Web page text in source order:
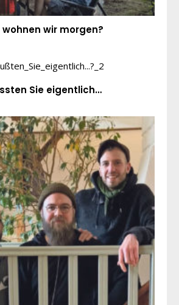
wohnen wir morgen?
Sie eigentlich…